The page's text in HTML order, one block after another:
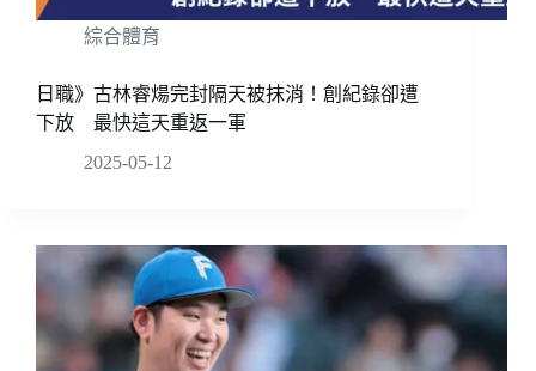
綜合體育
日職》古林睿煬完封隔天被抹消！創紀錄卻遭
下放 最快這天重返一軍
2025-05-12